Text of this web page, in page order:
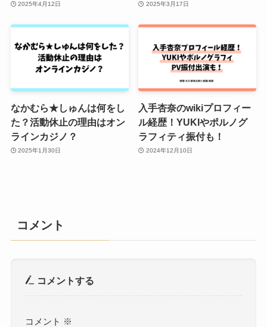
2025年4月12日 2025年3月17日
なかむら★しゅんは何をし
た？活動休止の理由はオン
ラインカジノ？
2025年1月30日
入手杏奈のwikiプロフィー
ル経歴！YUKIやポルノグ
ラフィティ振付も！
2024年12月10日
コメント
コメントする
コメント ※